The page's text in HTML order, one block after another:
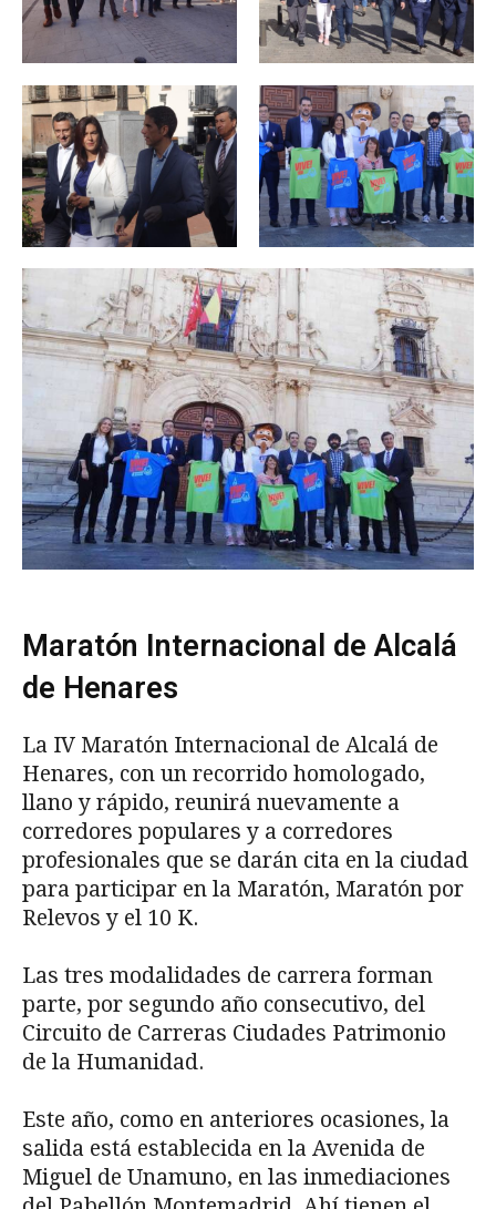
Maratón Internacional de Alcalá
de Henares
La IV Maratón Internacional de Alcalá de
Henares, con un recorrido homologado,
llano y rápido, reunirá nuevamente a
corredores populares y a corredores
profesionales que se darán cita en la ciudad
para participar en la Maratón, Maratón por
Relevos y el 10 K.
Las tres modalidades de carrera forman
parte, por segundo año consecutivo, del
Circuito de Carreras Ciudades Patrimonio
de la Humanidad.
Este año, como en anteriores ocasiones, la
salida está establecida en la Avenida de
Miguel de Unamuno, en las inmediaciones